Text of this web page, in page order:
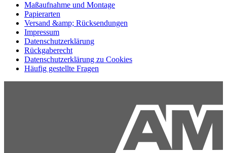
Maßaufnahme und Montage
Papierarten
Versand &amp; Rücksendungen
Impressum
Datenschutzerklärung
Rückgaberecht
Datenschutzerklärung zu Cookies
Häufig gestellte Fragen